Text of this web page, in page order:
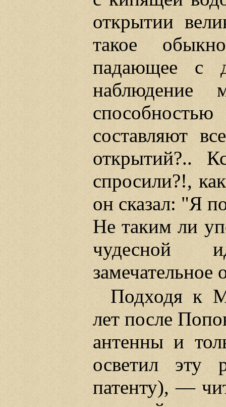
открытии
такое
падающее с
наблюдение
составляют
открытий?..
спросили?!,
он сказал: "Я
Не таким ли
чудесной
Подходя к
лет после
антенны и
осветил эту
патенту), —